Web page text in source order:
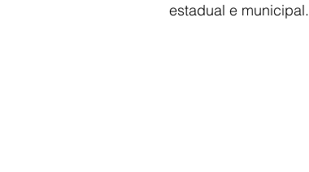
estadual e municipal.